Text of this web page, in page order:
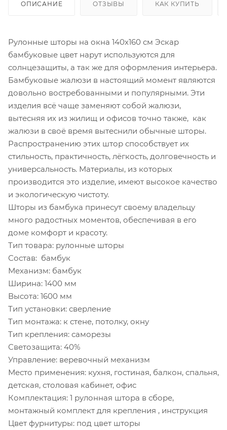
ОПИСАНИЕ ОТЗЫВЫ КАК КУПИТЬ
Рулонные шторы на окна 140х160 см Эскар
бамбуковые цвет нарут используются для
солнцезащиты, а так же для оформления интерьера.
Бамбуковые жалюзи в настоящий момент являются
довольно востребованными и популярными. Эти
изделия всё чаще заменяют собой жалюзи,
вытесняя их из жилищ и офисов точно также, как
жалюзи в своё время вытеснили обычные шторы.
Распространению этих штор способствует их
стильность, практичность, лёгкость, долговечность и
универсальность. Материалы, из которых
производится это изделие, имеют высокое качество
и экологическую чистоту.
Шторы из бамбука принесут своему владельцу
много радостных моментов, обеспечивая в его
доме комфорт и красоту.
Тип товара: рулонные шторы
Состав: бамбук
Механизм: бамбук
Ширина: 1400 мм
Высота: 1600 мм
Тип установки: сверление
Тип монтажа: к стене, потолку, окну
Тип крепления: саморезы
Светозащита: 40%
Управление: веревочный механизм
Место применения: кухня, гостиная, балкон, спальня,
детская, столовая кабинет, офис
Комплектация: 1 рулонная штора в сборе,
монтажный комплект для крепления , инструкция
Цвет фурнитуры: под цвет шторы